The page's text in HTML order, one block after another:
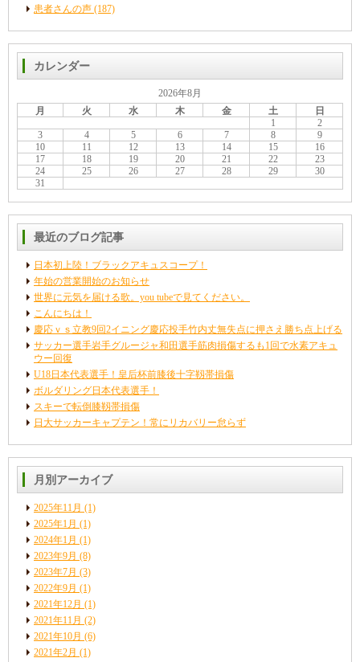
患者さんの声 (187)
カレンダー
2026年8月
月
火 水 木 金 土
日
1
2
3
4 5 6 7 8
9
10
11 12 13 14 15
16
17
18 19 20 21 22
23
24
25 26 27 28 29
30
31
最近のブログ記事
日本初上陸！ブラックアキュスコープ！
年始の営業開始のお知らせ
世界に元気を届ける歌。you tubeで見てください。
こんにちは！
慶応ｖｓ立教9回2イニング慶応投手竹内丈無失点に押さえ勝ち点上げる
サッカー選手岩手グルージャ和田選手筋肉損傷するも1回で水素アキュ
ウー回復
U18日本代表選手！皇后杯前膝後十字靱帯損傷
ボルダリング日本代表選手！
スキーで転倒膝靱帯損傷
日大サッカーキャプテン！常にリカバリー怠らず
月別アーカイブ
2025年11月 (1)
2025年1月 (1)
2024年1月 (1)
2023年9月 (8)
2023年7月 (3)
2022年9月 (1)
2021年12月 (1)
2021年11月 (2)
2021年10月 (6)
2021年2月 (1)